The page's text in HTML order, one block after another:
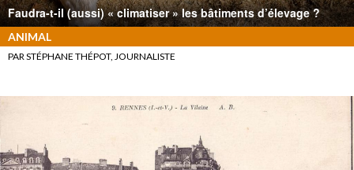
Faudra-t-il (aussi) « climatiser » les bâtiments d’élevage ?
ANIMAL
PAR STÉPHANE THÉPOT, JOURNALISTE